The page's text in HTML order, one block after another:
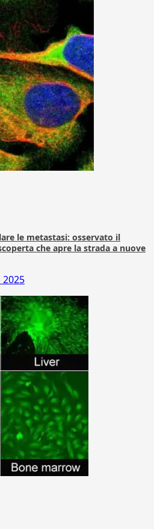
le metastasi: osservato il
che apre la strada a nuove